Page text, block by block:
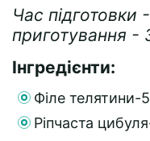
Час
приготування -
Інгредієнти:
Філе телятини-
Ріпчаста